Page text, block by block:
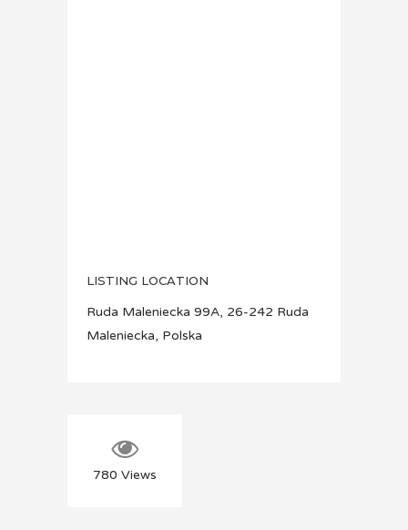
LISTING LOCATION
Ruda Maleniecka 99A, 26-242 Ruda
Maleniecka, Polska
780 Views